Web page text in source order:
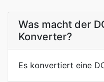
Was macht der
Konverter?
Es konvertiert eine